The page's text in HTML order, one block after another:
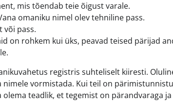
mis tõendab teie õigust varale.
omaniku nimel olev tehniline pass.
või pass.
on rohkem kui üks, peavad teised pärijad
registris suhteliselt kiiresti.
nimele vormistada. Kui teil on
teadlik, et tegemist on pärandvaraga